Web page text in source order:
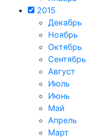
2015
Декабрь
Ноябрь
Октябрь
Сентябрь
Август
Июль
Июнь
Май
Апрель
Март